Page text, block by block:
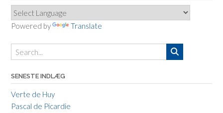
Powered by Translate
SENESTE INDLÆG
Verte de Huy
Pascal de Picardie